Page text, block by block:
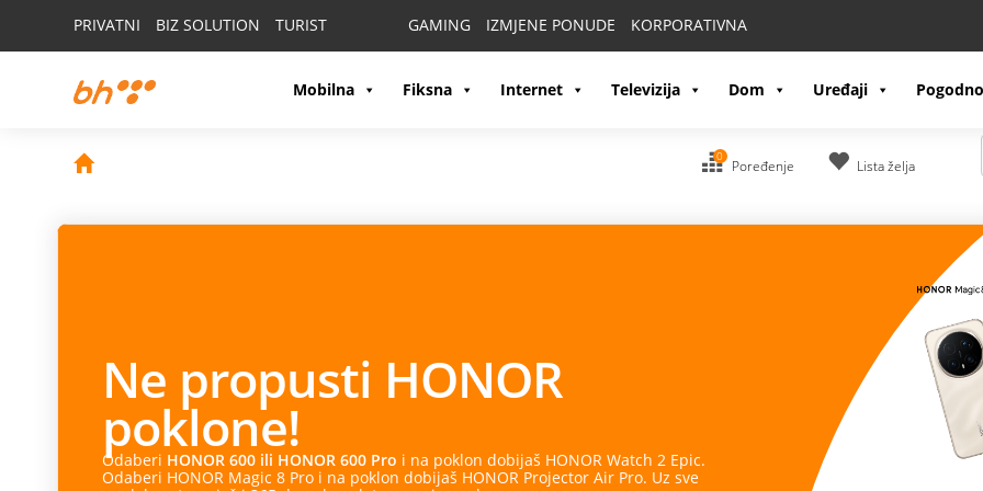
PRIVATNI BIZ SOLUTION TURIST GAMING IZMJENE PONUDE KORPORATIVNA
Mobilna Fiksna Internet Televizija Dom Uređaji
0
Poređenje Lista želja
Ne propusti HONOR
poklone!
Odaberi HONOR 600 ili HONOR 600 Pro i na poklon dobijaš HONOR Watch 2 Epic.
Odaberi HONOR Magic 8 Pro i na poklon dobijaš HONOR Projector Air Pro. Uz sve